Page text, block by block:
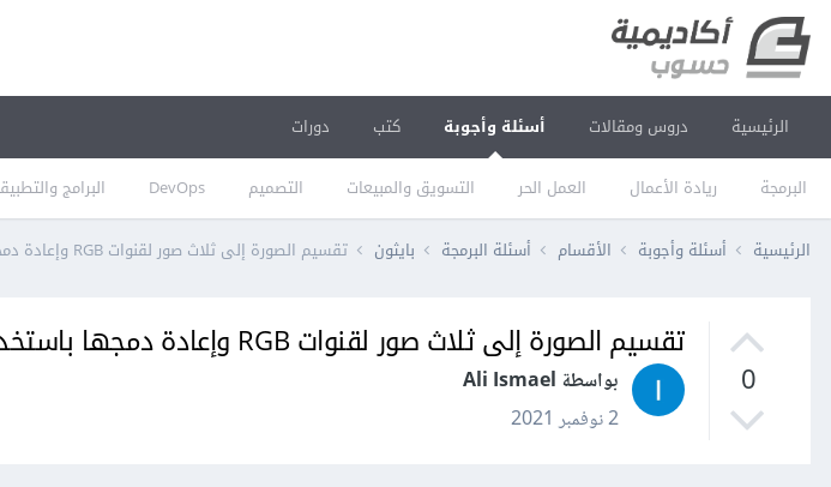
الرئيسية دروس ومقالات أسئلة وأجوبة
البرمجة ريادة الأعمال العمل الحر التسويق والمبيعات التصميم DevOps البرامج
كتب دورات
الرئيسية أسئلة وأجوبة الأقسام أسئلة البرمجة بايثون تقسيم الصورة إلى ثلاث صور لقنوات RGB وإعادة دمجها باستخدام OpenCV في بايثون
0
تقسيم الصورة إلى ثلاث صور لقنوات RGB وإعادة دمجها باستخدام OpenCV في بايثون
بواسطة Ali Ismael
2 نوفمبر 2021